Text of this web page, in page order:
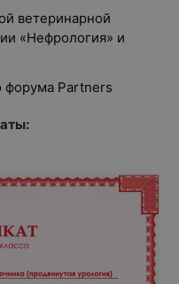
ветеринарной
«Нефрология» и
форума Partners